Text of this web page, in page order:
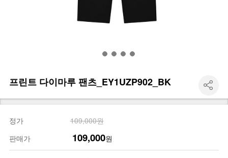
프린트 다이마루 팬츠_EY1UZP902_BK
정가
109,000원
판매가
109,000원